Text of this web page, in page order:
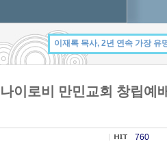
이로비 만민교회 창립예
760